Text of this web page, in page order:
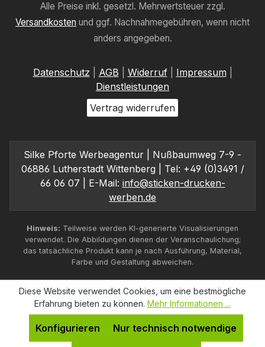
Alle Preise inkl. gesetzl. Mehrwertsteuer zzgl.
Versandkosten und ggf. Nachnahmegebühren, wenn nicht
anders angegeben.
Datenschutz AGB Widerruf| Impressum
Dienstleistungen
Vertrag widerrufen
Silke Pforte Werbeagentur | Nußbaumweg 7-9 -
06886 Lutherstadt Wittenberg | Tel: +49 (0)3491 /
66 06 07 | E-Mail: info@sticken-drucken-
werben.de
Hinweis: Teilweise werden KI-generierte Visualisierungen
verwendet. Die Abbildungen dienen der Veranschaulichung;
das tatsächliche Produkt kann je nach Ausführung, Material,
Farbe und Gestaltung abweichen.
Diese Website verwendet Cookies, um eine bestmögliche
Erfahrung bieten zu können. Mehr Informationen ...
Nur technisch notwendige
Konfigurieren